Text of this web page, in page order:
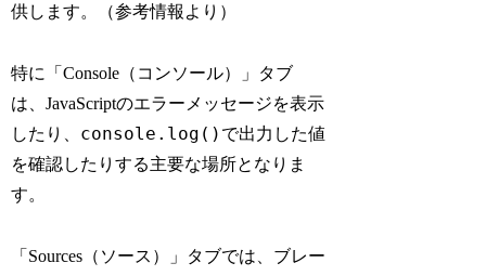
供します。（参考情報より）
特に「Console（コンソール）」タブ
は、JavaScriptのエラーメッセージを表示
したり、 console.log() で出力した値
を確認したりする主要な場所となりま
す。
「Sources（ソース）」タブでは、ブレー